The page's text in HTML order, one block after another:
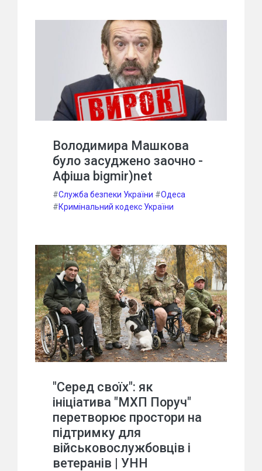
Володимира Машкова
було засуджено заочно -
Афіша bigmir)net
#Служба безпеки України #Одеса
#Кримінальний кодекс України
"Серед своїх": як
ініціатива "МХП Поруч"
перетворює простори на
підтримку для
військовослужбовців і
ветеранів | УНН